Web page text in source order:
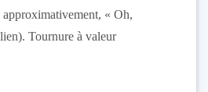
approximativement, « Oh,
Tournure à valeur